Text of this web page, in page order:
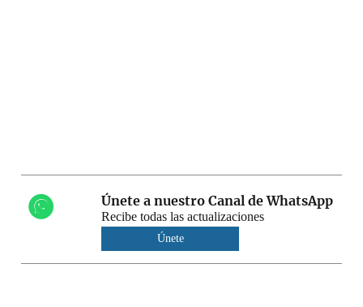
Únete a nuestro Canal de WhatsApp
Recibe todas las actualizaciones
Únete